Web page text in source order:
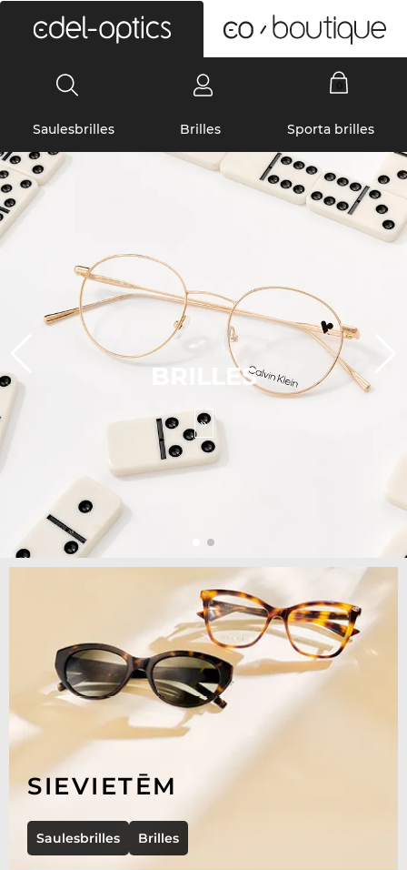
Saulesbrilles Brilles Sporta brilles
BRILLES
»
SIEVIETĒM
Saulesbrilles Brilles